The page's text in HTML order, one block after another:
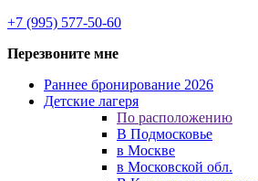
+7 (995) 577-50-60
Перезвоните мне
Раннее бронирование 2026
Детские лагеря
По расположению
В Подмосковье
в Москве
в Московской обл.